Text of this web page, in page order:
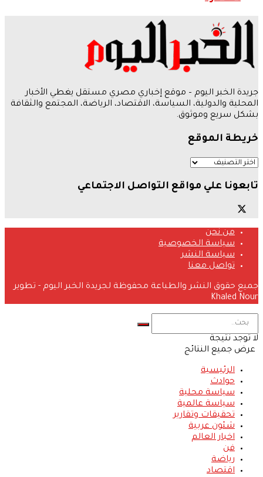
جريدة الخبر اليوم – موقع إخباري مصري مستقل يغطي الأخبار
المحلية والدولية، السياسة، الاقتصاد، الرياضة، المجتمع والثقافة
بشكل سريع وموثوق.
خريطة الموقع
تابعونا علي مواقع التواصل الاجتماعي
من نحن
سياسة الخصوصية
سياسة النشر
تواصل معنا
جميع حقوق النشر والطباعة محفوظة لجريدة الخبر اليوم - تطوير
Khaled Nour
لا توجد نتيجة
عرض جميع النتائج
الرئيسية
حوادث
سياسة محلية
سياسة عالمية
تحقيقات وتقارير
شئون عربية
اخبار العالم
فن
رياضة
اقتصاد